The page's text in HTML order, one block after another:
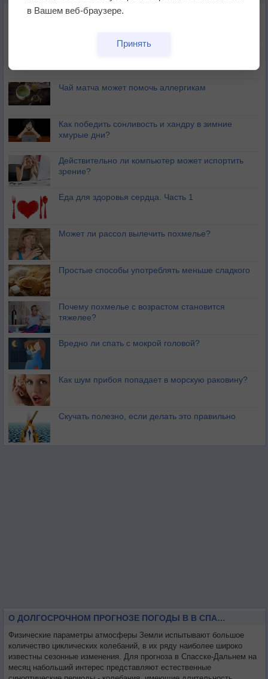
Почему северный загар цветом отличается от
Букет сирени вреден для здоровья
Чай матча может помочь аллергикам
Как победить сонливость и хандру в зимние
хмурые дни?
Действительно ли компьютер может испортить
зрение?
Еда для здоровья сердца. Часть 1
Может ли рассол вылечить похмелье?
Простые способы употреблять меньше сладкого
Почему похмелье с возрастом становится
тяжелее?
Вредно ли спать с мокрой головой?
Как шум прибоя попадает в морскую раковину?
Скучать полезно, если делать это правильно
О ДОЛГОСРОЧНОМ ПРОГНОЗЕ ПОГОДЫ В В СПАССКЕ-ДАЛЬНЕМ НА МЕСЯЦ
Физические параметры атмосферы Земли испытывают большое
количество циклических колебаний, в их ряду наиболее широко
известны сезонные изменения. Для прогноза в Спасске-Дальнем на
месяц набольший интерес представляют естественные
в Вашем веб-браузере.
Принять